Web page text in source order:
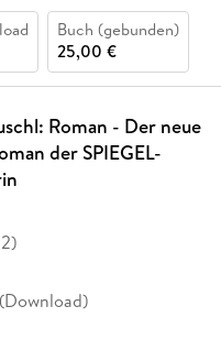
Buch (gebunden)
25,00 €
Roman - Der neue
der SPIEGEL-
)